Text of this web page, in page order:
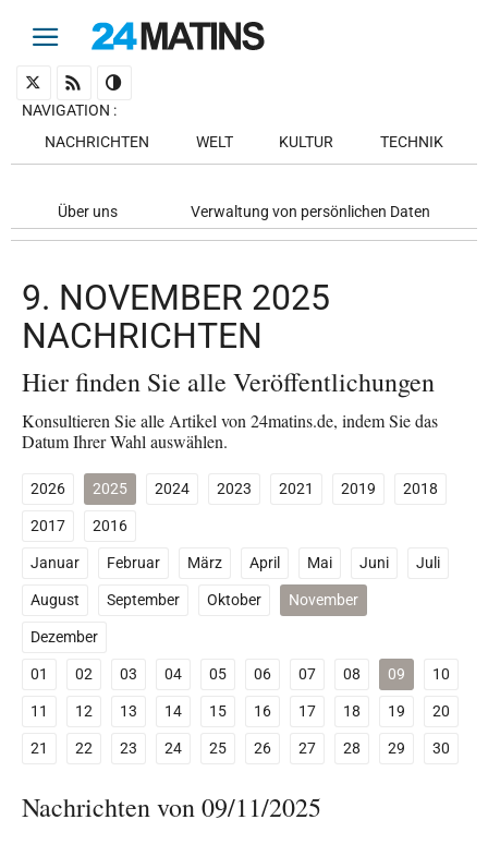
NAVIGATION :
NACHRICHTEN
WELT KULTUR TECHNIK
Über uns Verwaltung von persönlichen Daten
9. NOVEMBER 2025
NACHRICHTEN
Hier finden Sie alle Veröffentlichungen
Konsultieren Sie alle Artikel von 24matins.de, indem Sie das
Datum Ihrer Wahl auswählen.
2026 2025 2024 2023 2021 2019
2018
2017
2016
Januar
Februar März April Mai Juni
Juli
August
September Oktober
November
Dezember
01
02 03 04 05 06 07 08 09
10
11
12 13 14 15 16 17 18 19
20
21
22 23 24 25 26 27 28 29 30
Nachrichten von 09/11/2025